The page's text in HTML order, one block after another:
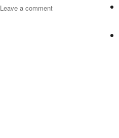
Leave a commenton